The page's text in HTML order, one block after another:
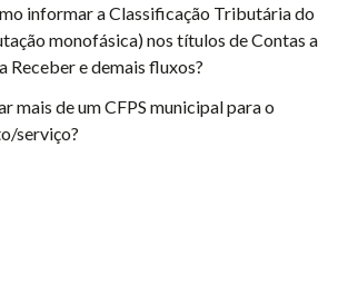
informar a Classificação Tributária do
monofásica) nos títulos de Contas a
Receber e demais fluxos?
mais de um CFPS municipal para o
serviço?